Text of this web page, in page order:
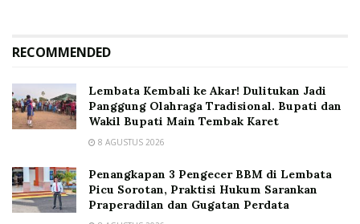
RECOMMENDED
Lembata Kembali ke Akar! Dulitukan Jadi
Panggung Olahraga Tradisional. Bupati dan
Wakil Bupati Main Tembak Karet
8 AGUSTUS 2026
Penangkapan 3 Pengecer BBM di Lembata
Picu Sorotan, Praktisi Hukum Sarankan
Praperadilan dan Gugatan Perdata